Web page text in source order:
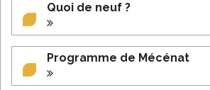
Quoi de neuf ?
Programme de Mécénat